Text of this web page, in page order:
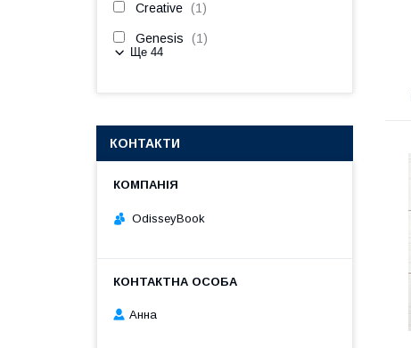
Creative 1
Genesis 1
Ще 44
КОНТАКТИ
OdisseyBook
Анна